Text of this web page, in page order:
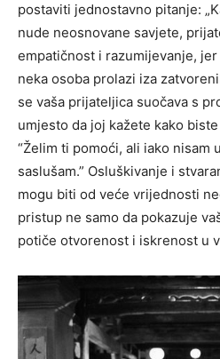
postaviti jednostavno pitanje:
nude neosnovane savjete,
empatičnost i razumijevanje,
neka osoba prolazi iza
se vaša prijateljica suočava s
umjesto da joj kažete kako
“Želim ti pomoći, ali iako nisam
saslušam.” Osluškivanje i
mogu biti od veće vrijednosti
pristup ne samo da pokazuje
potiče otvorenost i iskrenost u